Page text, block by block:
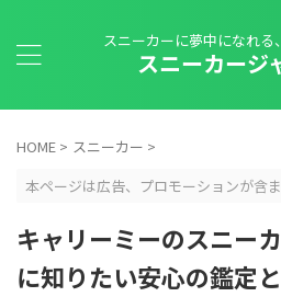
スニーカーに夢中になれる
スニーカージ
HOME > スニーカー >
本ページは広告、プロモーションが含
キャリーミーのスニー
に知りたい安心の鑑定